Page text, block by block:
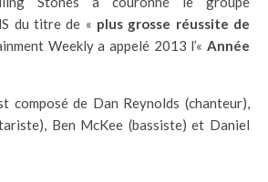
du titre de « plus grosse réussite de
Weekly a appelé 2013 l’« Année
composé de Dan Reynolds (chanteur),
Ben McKee (bassiste) et Daniel